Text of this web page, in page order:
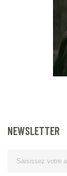
NEWSLETTER